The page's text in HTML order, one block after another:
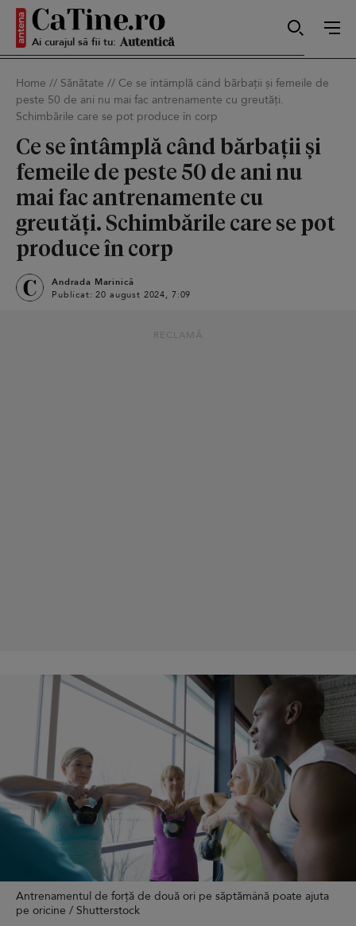
Ai curajul să fii tu: Sexy
Autentică
Smart
Sensibilă
Puternică
Home // Sănătate // Ce se întâmplă când bărbații și femeile de
peste 50 de ani nu mai fac antrenamente cu greutăți.
Schimbările care se pot produce în corp
Ce se întâmplă când bărbații și
femeile de peste 50 de ani nu
mai fac antrenamente cu
greutăți. Schimbările care se pot
produce în corp
Andrada Marinică
Publicat: 20 august 2024, 7:09
RECLAMĂ
Antrenamentul de forță de două ori pe săptămână poate ajuta
pe oricine / Shutterstock